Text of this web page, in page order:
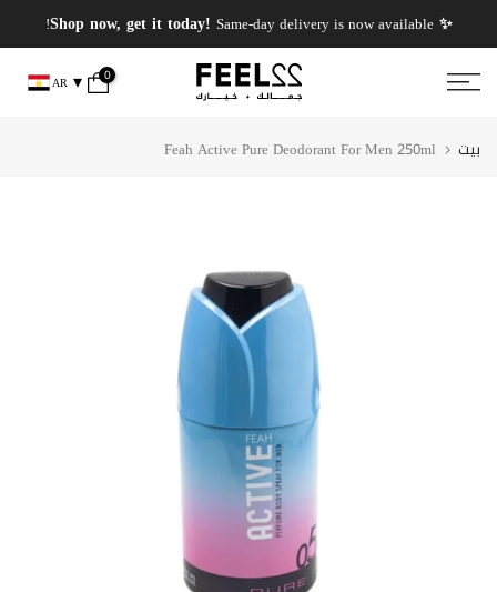
انتقل
إلى
المحتوى
✨ Shop now, get it today!
Same-day delivery is now available!
0
AR
بيت Feah Active Pure Deodorant For Men 250ml